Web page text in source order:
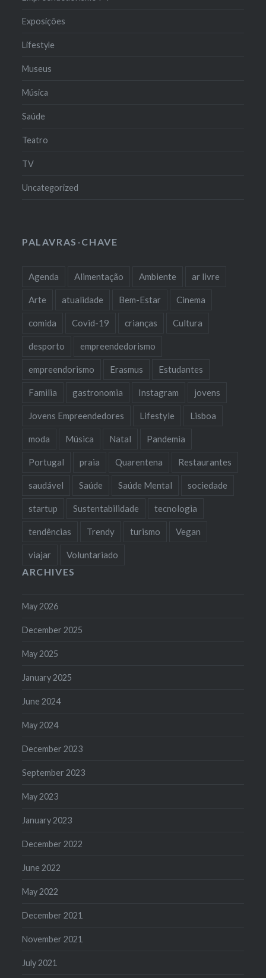
Exposições
Lifestyle
Museus
Música
Saúde
Teatro
TV
Uncategorized
PALAVRAS-CHAVE
Agenda Alimentação Ambiente ar livre
Arte atualidade Bem-Estar Cinema
comida Covid-19 crianças Cultura
desporto empreendedorismo
empreendorismo Erasmus Estudantes
Familia gastronomia Instagram jovens
Jovens Empreendedores Lifestyle Lisboa
moda Música Natal Pandemia
Portugal praia Quarentena Restaurantes
saudável Saúde Saúde Mental sociedade
startup Sustentabilidade tecnologia
tendências Trendy turismo Vegan
viajar Voluntariado
ARCHIVES
May 2026
December 2025
May 2025
January 2025
June 2024
May 2024
December 2023
September 2023
May 2023
January 2023
December 2022
June 2022
May 2022
December 2021
November 2021
July 2021